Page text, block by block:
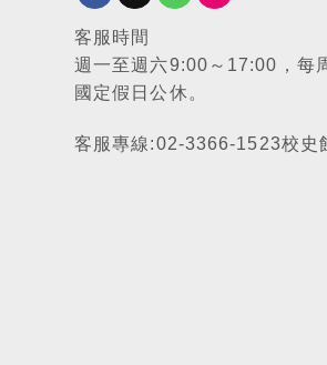
客服時間
週一至週六9:00～17:00，每
國定假日公休。
客服專線:02-3366-1523校史